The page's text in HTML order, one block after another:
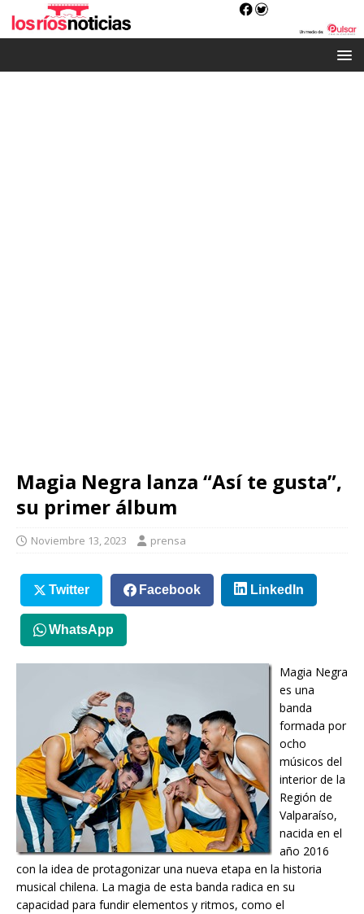
Magia Negra lanza “Así te gusta”,
su primer álbum
Noviembre 13, 2023 prensa
Twitter Facebook LinkedIn
WhatsApp
Magia Negra
es una
banda
formada por
ocho
músicos del
interior de la
Región de
Valparaíso,
nacida en el
año 2016
con la idea de protagonizar una nueva etapa en la historia
musical chilena. La magia de esta banda radica en su
capacidad para fundir elementos y ritmos, como el